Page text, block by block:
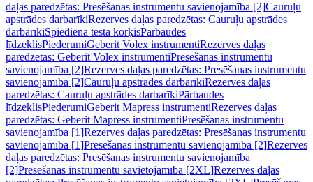
daļas paredzētas: Presēšanas instrumentu savienojamība [2]Cauruļu
apstrādes darbarīkiRezerves daļas paredzētas: Cauruļu apstrādes
darbarīkiSpiediena testa korķisPārbaudes
līdzeklisPiederumiGeberit Volex instrumentiRezerves daļas
paredzētas: Geberit Volex instrumentiPresēšanas instrumentu
savienojamība [2]Rezerves daļas paredzētas: Presēšanas instrumentu
savienojamība [2]Cauruļu apstrādes darbarīkiRezerves daļas
paredzētas: Cauruļu apstrādes darbarīkiPārbaudes
līdzeklisPiederumiGeberit Mapress instrumentiRezerves daļas
paredzētas: Geberit Mapress instrumentiPresēšanas instrumentu
savienojamība [1]Rezerves daļas paredzētas: Presēšanas instrumentu
savienojamība [1]Presēšanas instrumentu savienojamība [2]Rezerves
daļas paredzētas: Presēšanas instrumentu savienojamība
[2]Presēšanas instrumentu savietojamība [2XL]Rezerves daļas